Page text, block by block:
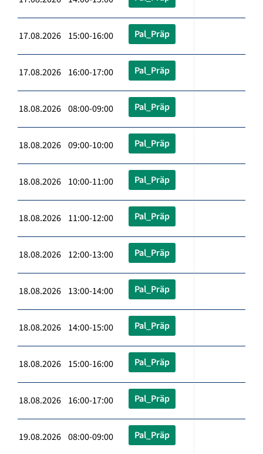
17.08.2026 15:00-16:00 Pal_Präp
17.08.2026 16:00-17:00 Pal_Präp
18.08.2026 08:00-09:00 Pal_Präp
18.08.2026 09:00-10:00 Pal_Präp
18.08.2026 10:00-11:00 Pal_Präp
18.08.2026 11:00-12:00 Pal_Präp
18.08.2026 12:00-13:00 Pal_Präp
18.08.2026 13:00-14:00 Pal_Präp
18.08.2026 14:00-15:00 Pal_Präp
18.08.2026 15:00-16:00 Pal_Präp
18.08.2026 16:00-17:00 Pal_Präp
19.08.2026 08:00-09:00 Pal_Präp